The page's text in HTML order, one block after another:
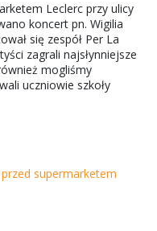
Leclerc przy ulicy
koncert pn. Wigilia
się zespół Per La
zagrali najsłynniejsze
mogliśmy
uczniowie szkoły
supermarketem